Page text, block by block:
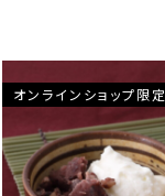
オンラインショップ限定